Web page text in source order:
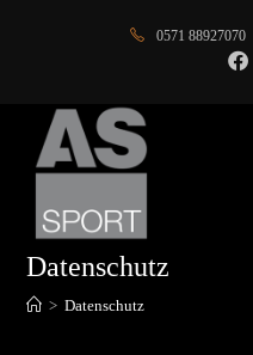
0571 88927070
Datenschutz
> Datenschutz